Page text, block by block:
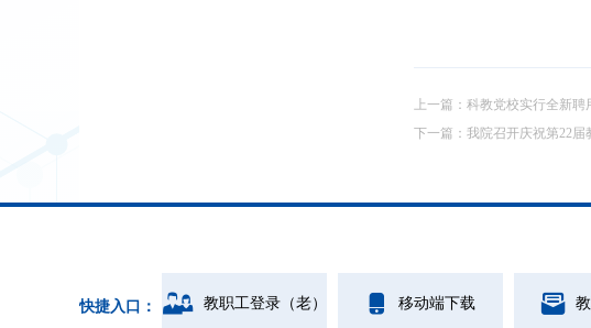
上一篇： 科教党校实行全新聘
下一篇： 我院召开庆祝第22届
快捷入口： 教职工登录（老） 移动端下载